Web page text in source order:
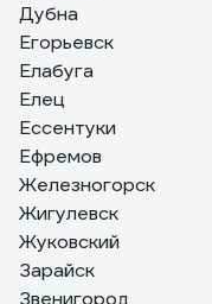
Дубна
Егорьевск
Елабуга
Елец
Ессентуки
Ефремов
Железногорск
Жигулевск
Жуковский
Зарайск
Звенигород